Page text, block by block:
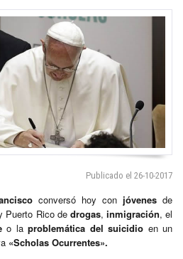
Publicado el 26-10-2017
conversó hoy con jóvenes de
Puerto Rico de drogas, inmigración, el
o laproblemática del suicidio en un
«Scholas Ocurrentes».